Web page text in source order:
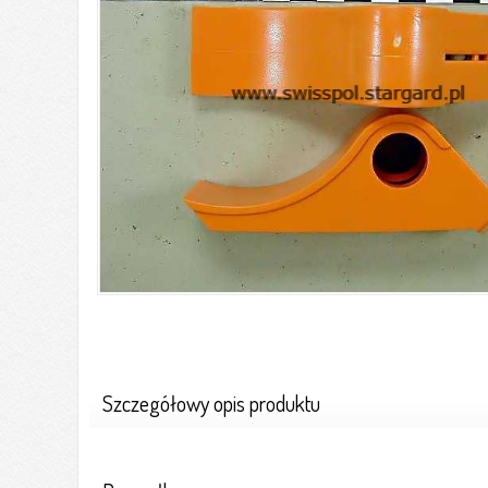
Szczegółowy opis produktu